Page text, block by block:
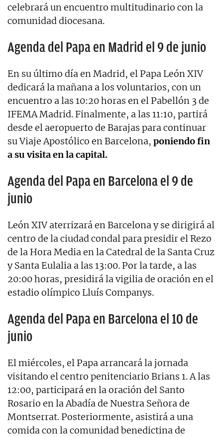
celebrará un encuentro multitudinario con la
comunidad diocesana.
Agenda del Papa en Madrid el 9 de junio
En su último día en Madrid, el Papa León XIV
dedicará la mañana a los voluntarios, con un
encuentro a las 10:20 horas en el Pabellón 3 de
IFEMA Madrid. Finalmente, a las 11:10, partirá
desde el aeropuerto de Barajas para continuar
su Viaje Apostólico en Barcelona, poniendo fin
a su visita en la capital.
Agenda del Papa en Barcelona el 9 de
junio
León XIV aterrizará en Barcelona y se dirigirá al
centro de la ciudad condal para presidir el Rezo
de la Hora Media en la Catedral de la Santa Cruz
y Santa Eulalia a las 13:00. Por la tarde, a las
20:00 horas, presidirá la vigilia de oración en el
estadio olímpico Lluís Companys.
Agenda del Papa en Barcelona el 10 de
junio
El miércoles, el Papa arrancará la jornada
visitando el centro penitenciario Brians 1. A las
12:00, participará en la oración del Santo
Rosario en la Abadía de Nuestra Señora de
Montserrat. Posteriormente, asistirá a una
comida con la comunidad benedictina de